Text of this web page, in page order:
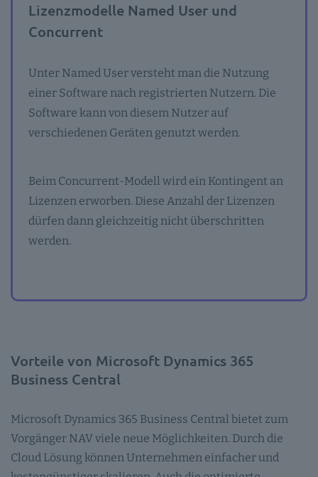
Lizenzmodelle Named User und
Concurrent
Unter Named User versteht man die Nutzung
einer Software nach registrierten Nutzern. Die
Software kann von diesem Nutzer auf
verschiedenen Geräten genutzt werden.
Beim Concurrent-Modell wird ein Kontingent an
Lizenzen erworben. Diese Anzahl der Lizenzen
dürfen dann gleichzeitig nicht überschritten
werden.
Vorteile von Microsoft Dynamics 365
Business Central
Microsoft Dynamics 365 Business Central bietet zum
Vorgänger NAV viele neue Möglichkeiten. Durch die
Cloud Lösung können Unternehmen einfacher und